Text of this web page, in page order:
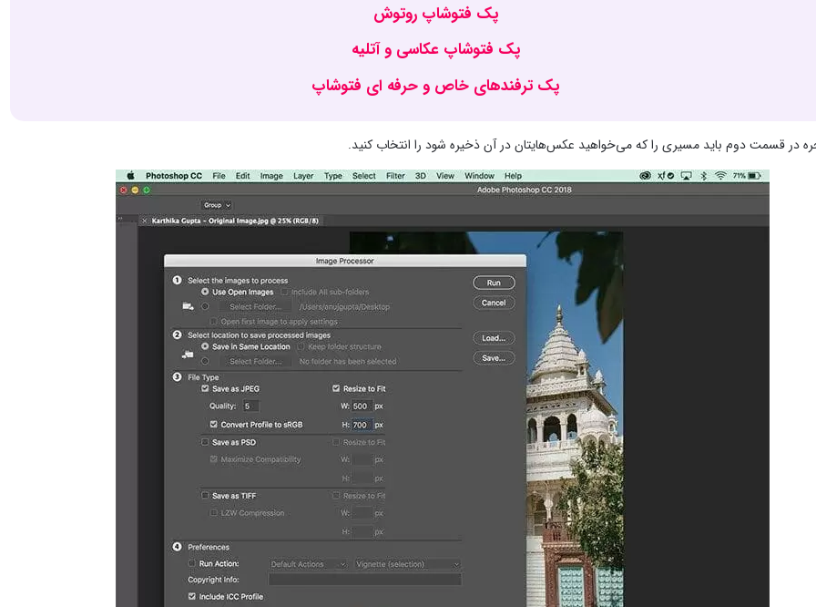
پک فتوشاپ روتوش
پک فتوشاپ عکاسی و آتلیه
پک ترفندهای خاص و حرفه ای فتوشاپ
در قسمت دوم باید مسیری را که می‌خواهید عکس‌هایتان در آن ذخیره شود را انتخاب کنید.